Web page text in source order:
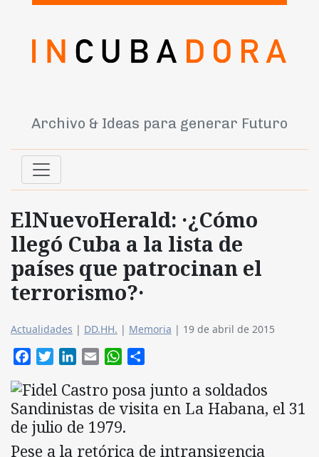
Archivo & Ideas para generar Futuro
ElNuevoHerald: ·¿Cómo
llegó Cuba a la lista de
países que patrocinan el
terrorismo?·
Actualidades | DD.HH. | Memoria | 19 de abril de 2015
FacebookTwitterLinkedIn
Email WhatsApp
Pese a la retórica de intransigencia